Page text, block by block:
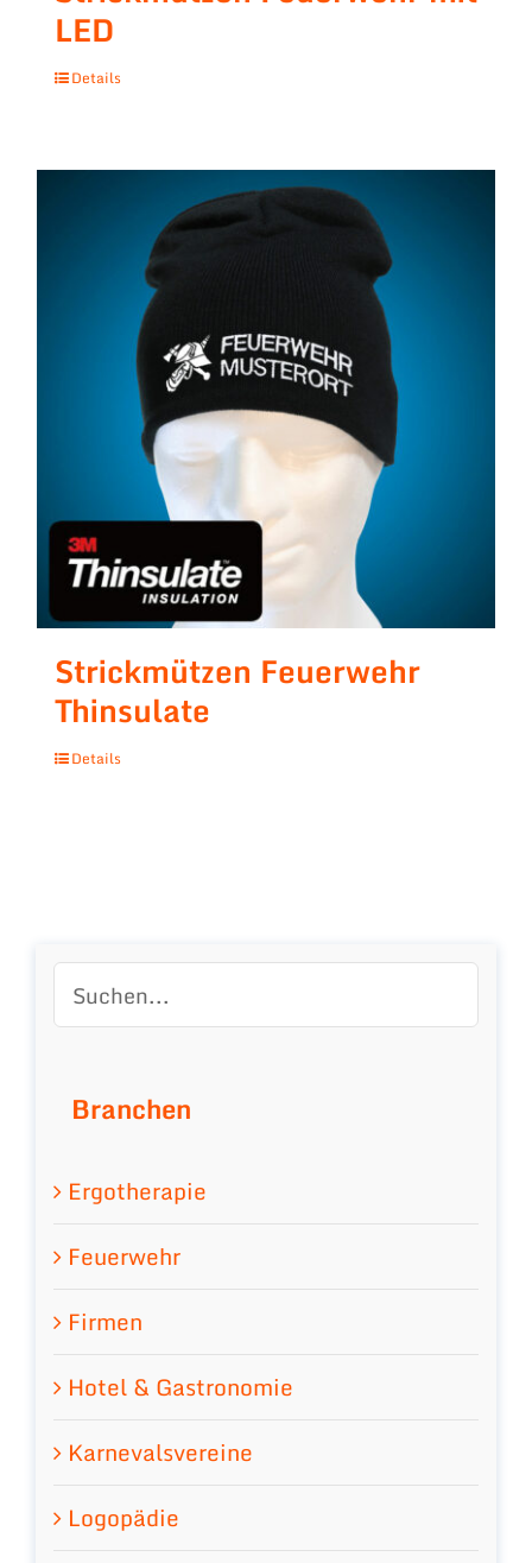
LED
Details
Strickmützen Feuerwehr
Thinsulate
Details
Branchen
Ergotherapie
Feuerwehr
Firmen
Hotel & Gastronomie
Karnevalsvereine
Logopädie